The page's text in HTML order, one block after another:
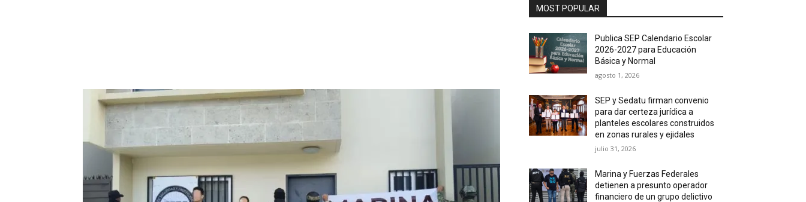
MOST POPULAR
Publica SEP Calendario Escolar
2026-2027 para Educación
Básica y Normal
agosto 1, 2026
SEP y Sedatu firman convenio
para dar certeza jurídica a
planteles escolares construidos
en zonas rurales y ejidales
julio 31, 2026
Marina y Fuerzas Federales
detienen a presunto operador
financiero de un grupo delictivo